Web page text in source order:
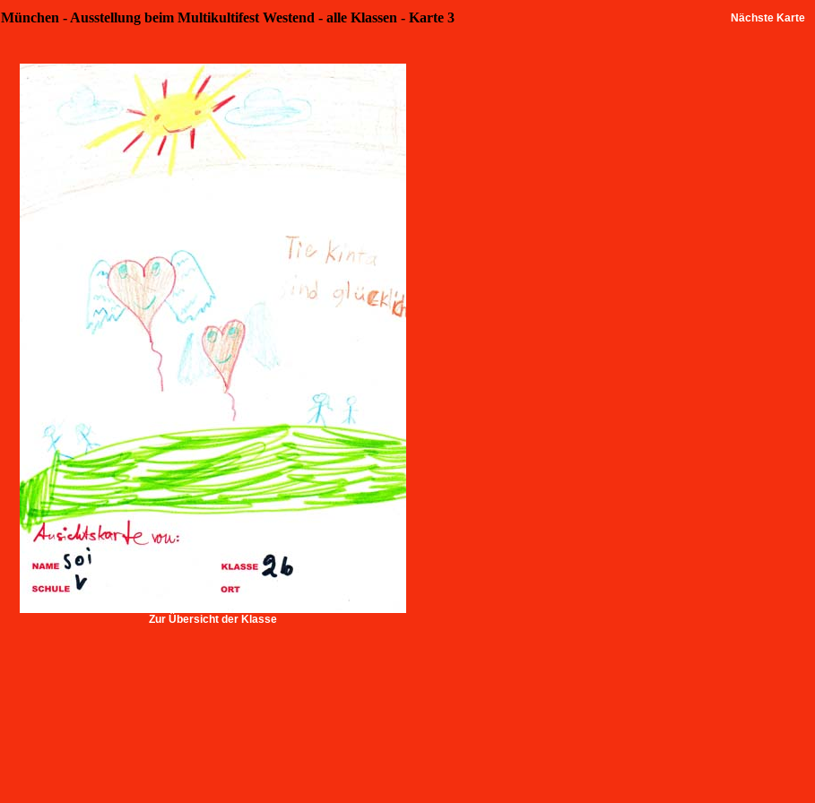
München - Ausstellung beim Multikultifest Westend - alle Klassen - Karte 3 Nächste Karte
Zur Übersicht der Klasse